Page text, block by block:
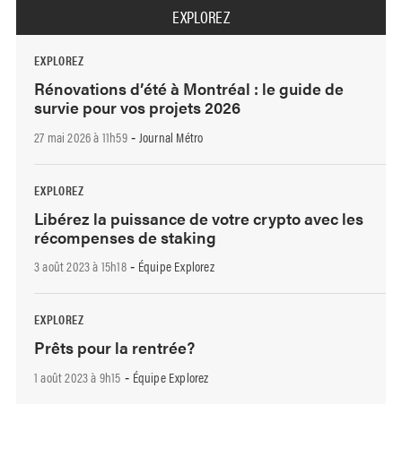
EXPLOREZ
EXPLOREZ
Rénovations d’été à Montréal : le guide de
survie pour vos projets 2026
27 mai 2026 à 11h59- Journal Métro
EXPLOREZ
Libérez la puissance de votre crypto avec les
récompenses de staking
3 août 2023 à 15h18- Équipe Explorez
EXPLOREZ
Prêts pour la rentrée?
1 août 2023 à 9h15 - Équipe Explorez